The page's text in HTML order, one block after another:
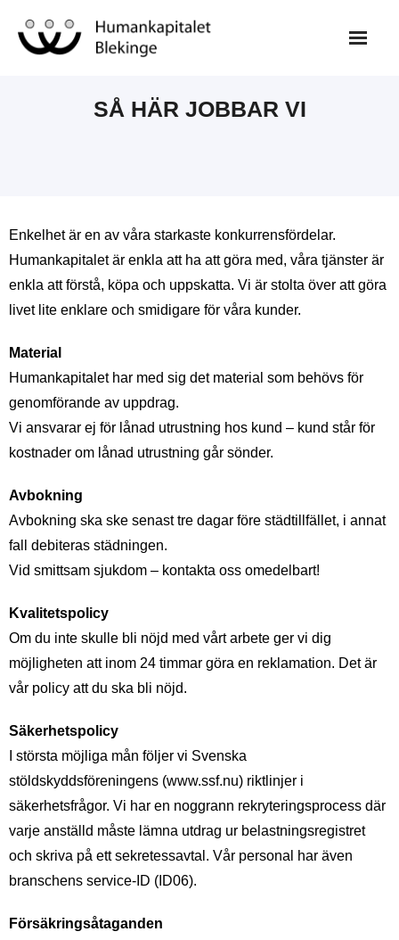
SÅ HÄR JOBBAR VI
Enkelhet är en av våra starkaste konkurrensfördelar.
Humankapitalet är enkla att ha att göra med, våra tjänster är
enkla att förstå, köpa och uppskatta. Vi är stolta över att göra
livet lite enklare och smidigare för våra kunder.
Material
Humankapitalet har med sig det material som behövs för
genomförande av uppdrag.
Vi ansvarar ej för lånad utrustning hos kund – kund står för
kostnader om lånad utrustning går sönder.
Avbokning
Avbokning ska ske senast tre dagar före städtillfället, i annat
fall debiteras städningen.
Vid smittsam sjukdom – kontakta oss omedelbart!
Kvalitetspolicy
Om du inte skulle bli nöjd med vårt arbete ger vi dig
möjligheten att inom 24 timmar göra en reklamation. Det är
vår policy att du ska bli nöjd.
Säkerhetspolicy
I största möjliga mån följer vi Svenska
stöldskyddsföreningens (www.ssf.nu) riktlinjer i
säkerhetsfrågor. Vi har en noggrann rekryteringsprocess där
varje anställd måste lämna utdrag ur belastningsregistret
och skriva på ett sekretessavtal. Vår personal har även
branschens service-ID (ID06).
Försäkringsåtaganden